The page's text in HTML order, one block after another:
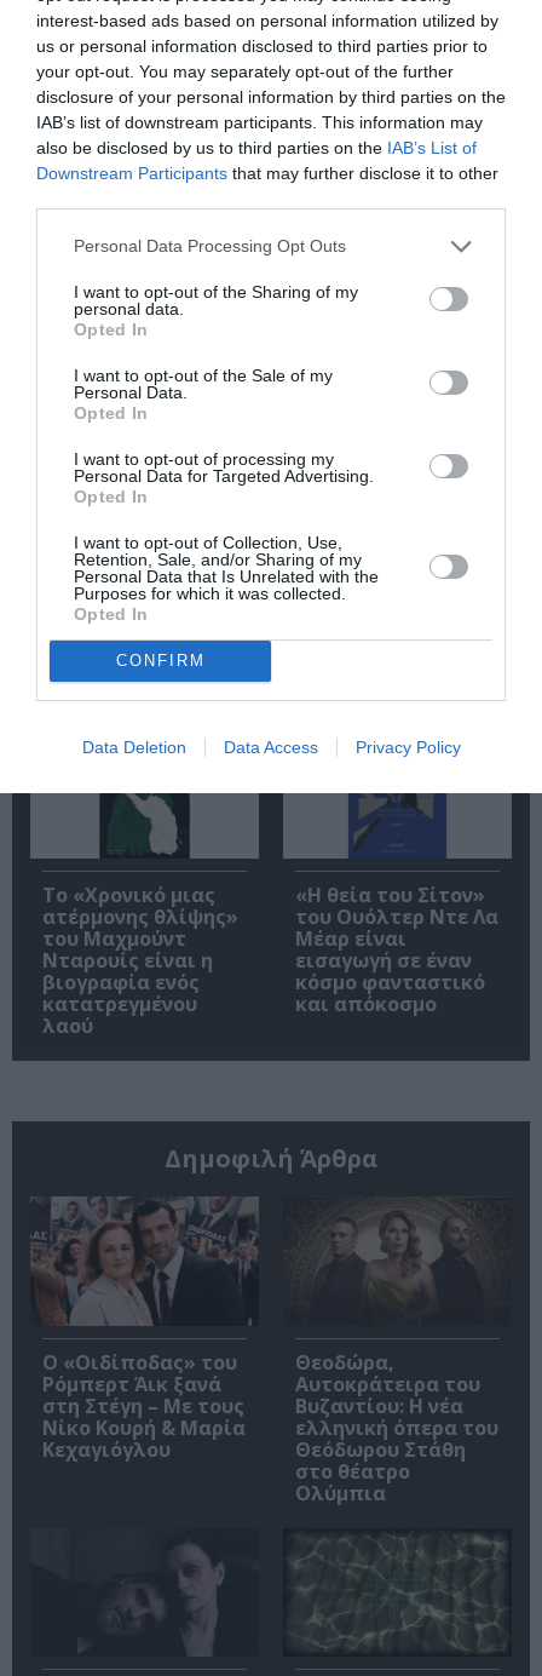
interest-based ads based on personal information utilized by
us or personal information disclosed to third parties prior to
your opt-out. You may separately opt-out of the further
disclosure of your personal information by third parties on the
IAB’s list of downstream participants. This information may
also be disclosed by us to third parties on the IAB’s List of
Downstream Participants that may further disclose it to other
Personal Data Processing Opt Outs
I want to opt-out of the Sharing of my
personal data.
Opted In
I want to opt-out of the Sale of my
Personal Data.
Opted In
I want to opt-out of processing my
Personal Data for Targeted Advertising.
Opted In
I want to opt-out of Collection, Use,
Retention, Sale, and/or Sharing of my
Personal Data that Is Unrelated with the
Purposes for which it was collected.
Opted In
CONFIRM
Data Deletion Data Access Privacy Policy
την Τέχνη και τον Πολιτισμό!
Ακολουθήστε το Culturenow.gr
Σχετικά Άρθρα
του Βοκάκιου
αποτελεί ένα
κείμενο με βαθιά
νοήματα που
αφορούν την
ανθρώπινη φύση
και τις αδυναμίες
της
πώς γράφονται
σήμερα τα
μυθιστορήματα
Το «Χρονικό μιας
ατέρμονης θλίψης»
του Μαχμούντ
Νταρουίς είναι η
βιογραφία ενός
κατατρεγμένου
λαού
«Η θεία του Σίτον»
του Ουόλτερ Ντε Λα
Μέαρ είναι
εισαγωγή σε έναν
κόσμο φανταστικό
και απόκοσμο
Δημοφιλή Άρθρα
O «Οιδίποδας» του
Ρόμπερτ Άικ ξανά
στη Στέγη – Με τους
Νίκο Κουρή & Μαρία
Κεχαγιόγλου
Θεοδώρα,
Αυτοκράτειρα του
Βυζαντίου: Η νέα
ελληνική όπερα του
Θεόδωρου Στάθη
στο θέατρο
Ολύμπια